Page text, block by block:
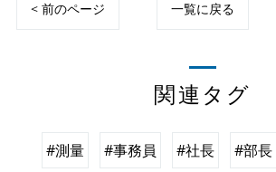
< 前のページ 一覧に戻る
関連タグ
#測量 #事務員 #社長 #部長